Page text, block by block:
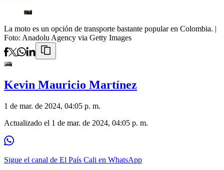
La moto es un opción de transporte bastante popular en Colombia. |
Foto: Anadolu Agency via Getty Images
Kevin Mauricio Martínez
1 de mar. de 2024, 04:05 p. m.
Actualizado el 1 de mar. de 2024, 04:05 p. m.
Sigue el canal de El País Cali en WhatsApp